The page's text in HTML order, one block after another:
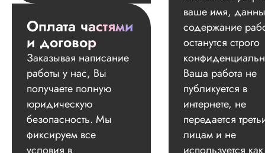
Оплата частями
и договор
Заказывая написание
работы у нас, Вы
получаете полную
юридическую
безопасность. Мы
фиксируем все
ваше имя,
содержание
останутся строго
Ваша работа не
публикуется в
интернете, не
передается
лицам и не